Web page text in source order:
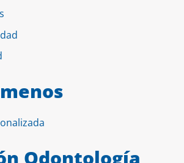
Odontología